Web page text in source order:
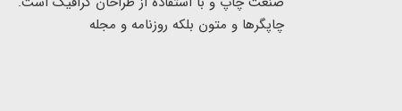
چاپگرها و متون بلکه روزنامه و مجله